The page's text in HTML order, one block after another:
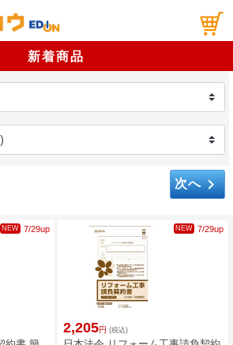
新着商品
次へkeyboard_arrow_right
NEW 7/29up NEW 7/29up
2,205円 (税込)